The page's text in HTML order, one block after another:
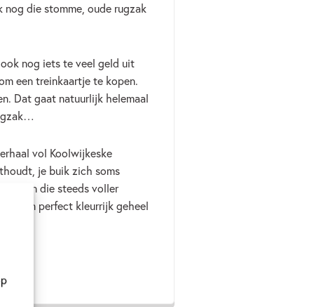
die stomme, oude rugzak
nog iets te veel geld uit
een treinkaartje te kopen.
Dat gaat natuurlijk helemaal
vol Koolwijkeske
je buik zich soms
in die steeds voller
een perfect kleurrijk geheel